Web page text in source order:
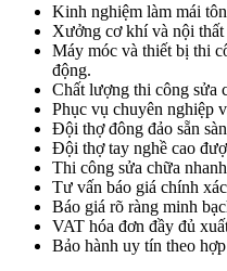
Kinh nghiệm làm mái
Xưởng cơ khí và nội
Máy móc và thiết bị thi
động.
Chất lượng thi công sửa
Phục vụ chuyên nghiệp
Đội thợ đông đảo sẵn
Đội thợ tay nghề cao
Thi công sửa chữa
Tư vấn báo giá chính
Báo giá rõ ràng minh
VAT hóa đơn đầy đủ
Bảo hành uy tín theo